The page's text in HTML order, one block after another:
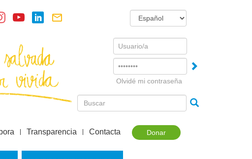
Username
Olvidé mi contraseña
Donar
Transparencia Contacta